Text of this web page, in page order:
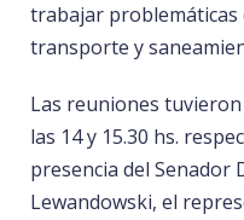
trabajar problemáticas
transporte y
Las reuniones
las 14 y 15.30 hs.
presencia del Senador
Lewandowski, el